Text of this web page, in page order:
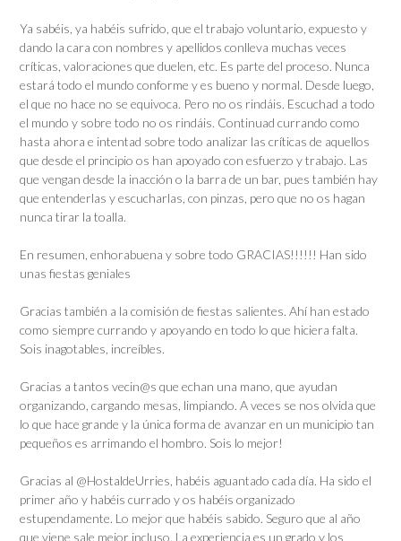
Ya sabéis, ya habéis sufrido, que el trabajo voluntario, expuesto y
dando la cara con nombres y apellidos conlleva muchas veces
críticas, valoraciones que duelen, etc. Es parte del proceso. Nunca
estará todo el mundo conforme y es bueno y normal. Desde luego,
el que no hace no se equivoca. Pero no os rindáis. Escuchad a todo
el mundo y sobre todo no os rindáis. Continuad currando como
hasta ahora e intentad sobre todo analizar las críticas de aquellos
que desde el principio os han apoyado con esfuerzo y trabajo. Las
que vengan desde la inacción o la barra de un bar, pues también hay
que entenderlas y escucharlas, con pinzas, pero que no os hagan
nunca tirar la toalla.
En resumen, enhorabuena y sobre todo GRACIAS!!!!!! Han sido
unas fiestas geniales
Gracias también a la comisión de fiestas salientes. Ahí han estado
como siempre currando y apoyando en todo lo que hiciera falta.
Sois inagotables, increíbles.
Gracias a tantos vecin@s que echan una mano, que ayudan
organizando, cargando mesas, limpiando. A veces se nos olvida que
lo que hace grande y la única forma de avanzar en un municipio tan
pequeños es arrimando el hombro. Sois lo mejor!
Gracias al @HostaldeUrries, habéis aguantado cada día. Ha sido el
primer año y habéis currado y os habéis organizado
estupendamente. Lo mejor que habéis sabido. Seguro que al año
que viene sale mejor incluso. La experiencia es un grado y los